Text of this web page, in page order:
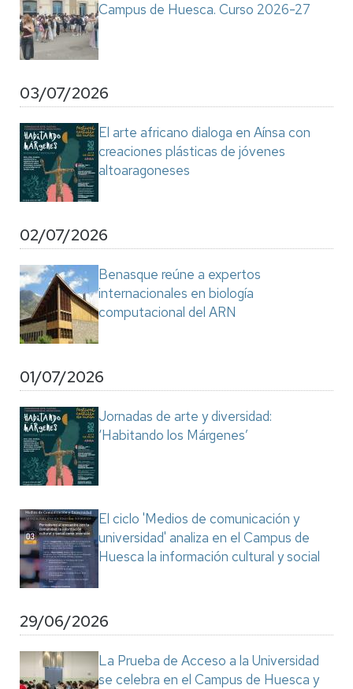
Campus de Huesca. Curso 2026-27
03/07/2026
El arte africano dialoga en Aínsa con
creaciones plásticas de jóvenes
altoaragoneses
02/07/2026
Benasque reúne a expertos
internacionales en biología
computacional del ARN
01/07/2026
Jornadas de arte y diversidad:
‘Habitando los Márgenes’
El ciclo 'Medios de comunicación y
universidad' analiza en el Campus de
Huesca la información cultural y social
29/06/2026
La Prueba de Acceso a la Universidad
se celebra en el Campus de Huesca y